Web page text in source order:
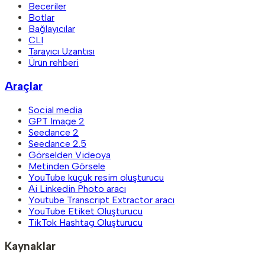
Beceriler
Botlar
Bağlayıcılar
CLI
Tarayıcı Uzantısı
Ürün rehberi
Araçlar
Social media
GPT Image 2
Seedance 2
Seedance 2.5
Görselden Videoya
Metinden Görsele
YouTube küçük resim oluşturucu
Ai Linkedin Photo aracı
Youtube Transcript Extractor aracı
YouTube Etiket Oluşturucu
TikTok Hashtag Oluşturucu
Kaynaklar